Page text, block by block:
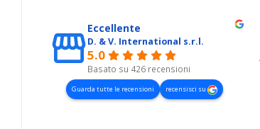
Eccellente
D. & V. International s.r.l.
5.0
Basato su 426 recensioni
Guarda tutte le recensioni recensisci su